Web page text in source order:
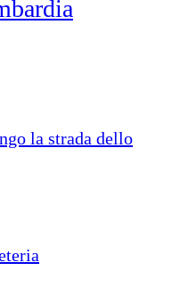
la strada dello